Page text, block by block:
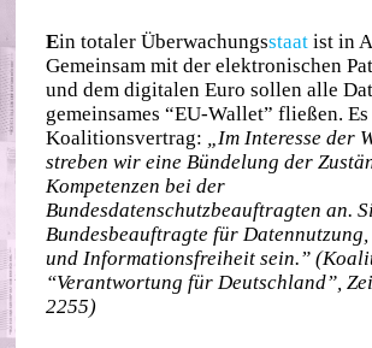
Ein totaler Überwachungsstaat ist in
Gemeinsam mit der elektronischen
und dem digitalen Euro sollen alle
gemeinsames “EU-Wallet” fließen.
Koalitionsvertrag: „Im Interesse der
streben wir eine Bündelung der
Kompetenzen bei der
Bundesdatenschutzbeauftragten an.
Bundesbeauftragte für
und Informationsfreiheit sein.”
“Verantwortung für Deutschland”,
2255)